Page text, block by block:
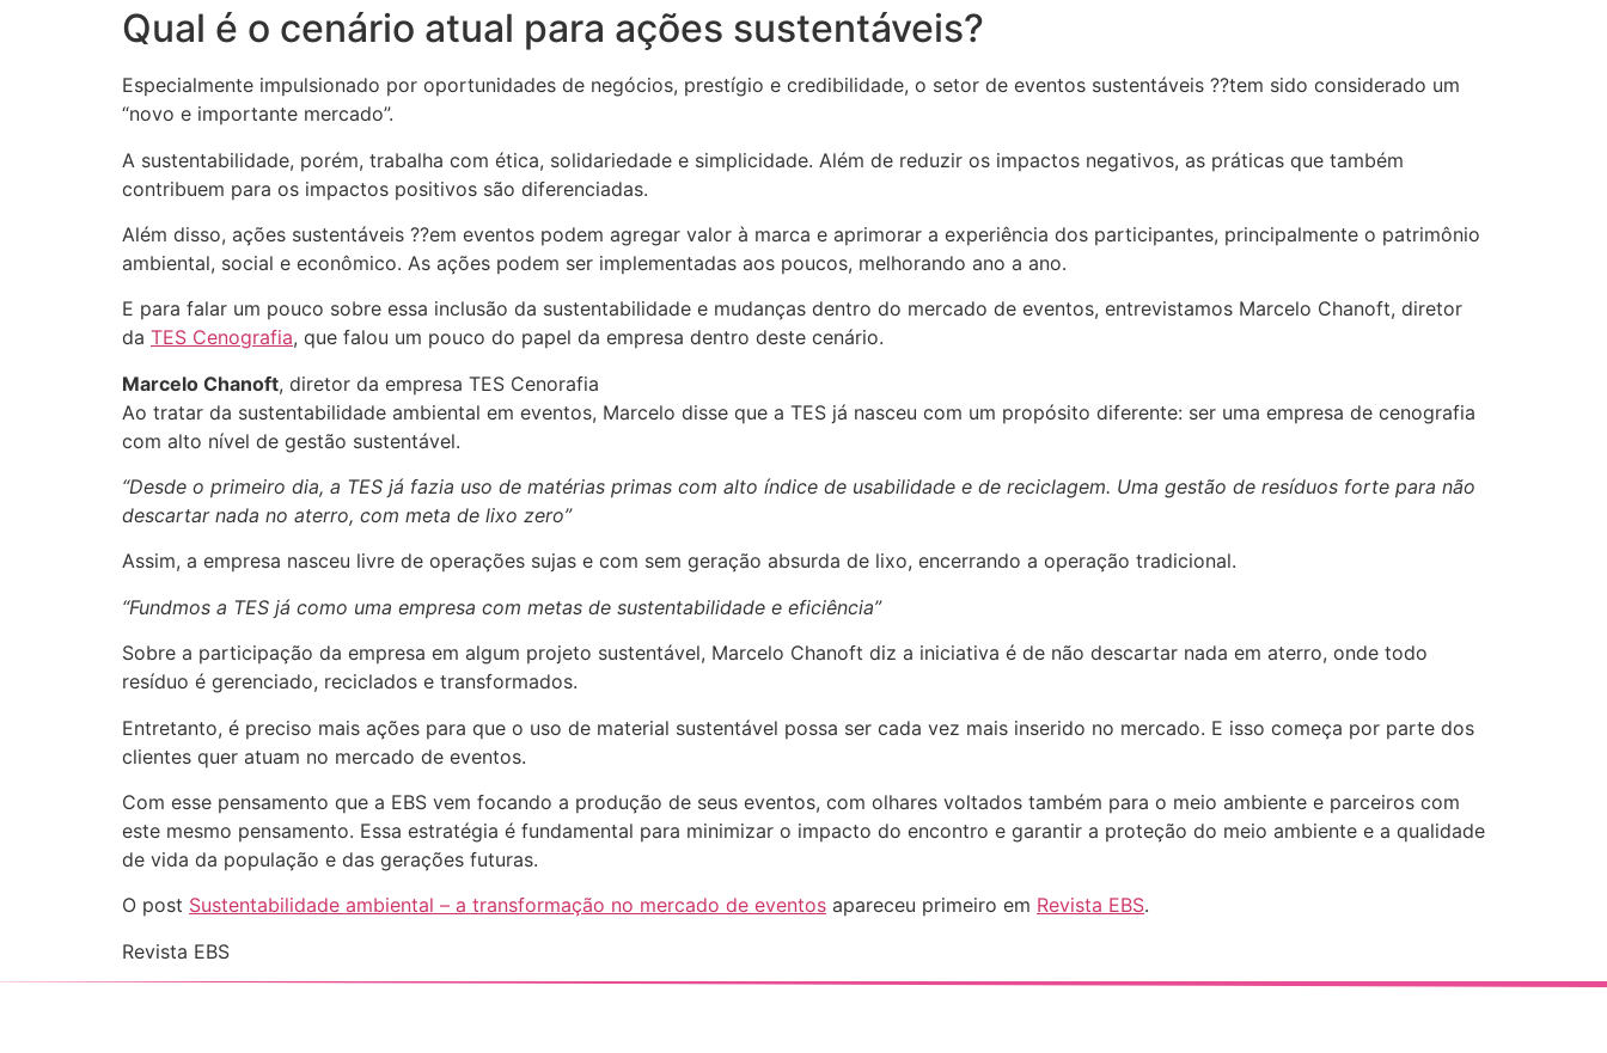
Qual é o cenário atual para ações sustentáveis?
Especialmente impulsionado por oportunidades de negócios, prestígio e credibilidade, o setor de eventos sustentáveis ??tem sido considerado um
“novo e importante mercado”.
A sustentabilidade, porém, trabalha com ética, solidariedade e simplicidade. Além de reduzir os impactos negativos, as práticas que também
contribuem para os impactos positivos são diferenciadas.
Além disso, ações sustentáveis ??em eventos podem agregar valor à marca e aprimorar a experiência dos participantes, principalmente o patrimônio
ambiental, social e econômico. As ações podem ser implementadas aos poucos, melhorando ano a ano.
E para falar um pouco sobre essa inclusão da sustentabilidade e mudanças dentro do mercado de eventos, entrevistamos Marcelo Chanoft, diretor
da TES Cenografia, que falou um pouco do papel da empresa dentro deste cenário.
Marcelo Chanoft, diretor da empresa TES Cenorafia
Ao tratar da sustentabilidade ambiental em eventos, Marcelo disse que a TES já nasceu com um propósito diferente: ser uma empresa de cenografia
com alto nível de gestão sustentável.
“Desde o primeiro dia, a TES já fazia uso de matérias primas com alto índice de usabilidade e de reciclagem. Uma gestão de resíduos forte para não
descartar nada no aterro, com meta de lixo zero”
Assim, a empresa nasceu livre de operações sujas e com sem geração absurda de lixo, encerrando a operação tradicional.
“Fundmos a TES já como uma empresa com metas de sustentabilidade e eficiência”
Sobre a participação da empresa em algum projeto sustentável, Marcelo Chanoft diz a iniciativa é de não descartar nada em aterro, onde todo
resíduo é gerenciado, reciclados e transformados.
Entretanto, é preciso mais ações para que o uso de material sustentável possa ser cada vez mais inserido no mercado. E isso começa por parte dos
clientes quer atuam no mercado de eventos.
Com esse pensamento que a EBS vem focando a produção de seus eventos, com olhares voltados também para o meio ambiente e parceiros com
este mesmo pensamento. Essa estratégia é fundamental para minimizar o impacto do encontro e garantir a proteção do meio ambiente e a qualidade
de vida da população e das gerações futuras.
O post Sustentabilidade ambiental – a transformação no mercado de eventos apareceu primeiro em Revista EBS.
Revista EBS